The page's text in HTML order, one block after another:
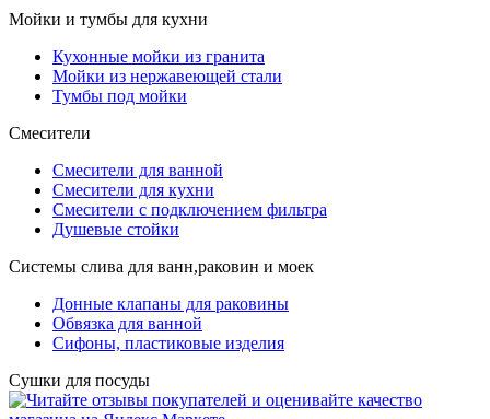
Мойки и тумбы для кухни
Кухонные мойки из гранита
Мойки из нержавеющей стали
Тумбы под мойки
Смесители
Смесители для ванной
Смесители для кухни
Смесители с подключением фильтра
Душевые стойки
Системы слива для ванн,раковин и моек
Донные клапаны для раковины
Обвязка для ванной
Сифоны, пластиковые изделия
Сушки для посуды